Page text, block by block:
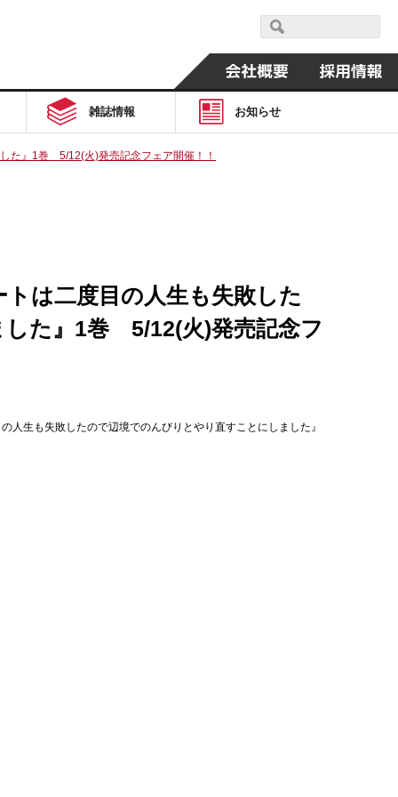
雑誌情報 お知らせ
た』1巻 5/12(火)発売記念フェア開催！！
は二度目の人生も失敗した
た』1巻 5/12(火)発売記念フ
人生も失敗したので辺境でのんびりとやり直すことにしました』